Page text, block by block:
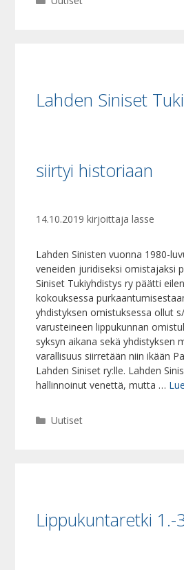
Lahden Siniset
siirtyi historiaan
14.10.2019 kirjoittajalasse
Lahden Sinisten vuonna 1980-
veneiden juridiseksi omistajaksi
Siniset Tukiyhdistys ry päätti
kokouksessa
yhdistyksen omistuksessa ollut
varusteineen lippukunnan
syksyn aikana sekä yhdistyksen
varallisuus siirretään niin ikään
Lahden Siniset ry:lle. Lahden
hallinnoinut venettä, mutta …
Kategoriat
Uutiset
Lippukuntaretki 1.-